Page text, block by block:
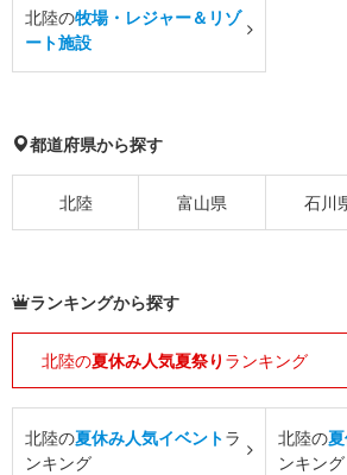
北陸の牧場・レジャー＆リゾ
ート施設
都道府県から探す
北陸 富山県 石川
ランキングから探す
北陸の夏休み人気夏祭り ランキング
北陸の夏休み人気イベントラ
ンキング
北陸の
ンキング